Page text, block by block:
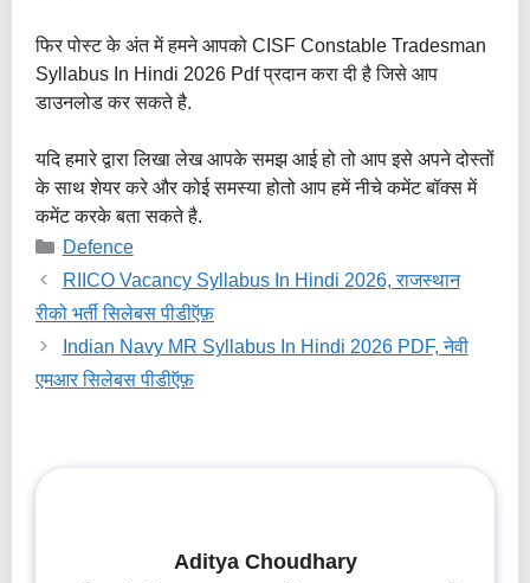
फिर पोस्ट के अंत में हमने आपको CISF Constable Tradesman
Syllabus In Hindi 2026 Pdf प्रदान करा दी है जिसे आप
डाउनलोड कर सकते है.
यदि हमारे द्वारा लिखा लेख आपके समझ आई हो तो आप इसे अपने दोस्तों
के साथ शेयर करे और कोई समस्या होतो आप हमें नीचे कमेंट बॉक्स में
कमेंट करके बता सकते है.
Categories
Defence
RIICO Vacancy Syllabus In Hindi 2026, राजस्थान
रीको भर्ती सिलेबस पीडीऍफ़
Indian Navy MR Syllabus In Hindi 2026 PDF, नेवी
एमआर सिलेबस पीडीऍफ़
Aditya Choudhary